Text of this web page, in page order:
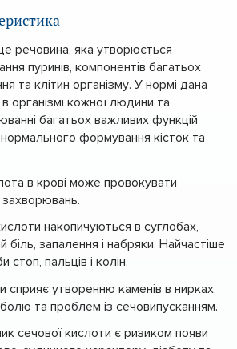
речовина, яка утворюється
пуринів, компонентів багатьох
та клітин організму. У нормі дана
організмі кожної людини та
багатьох важливих функцій
нормального формування кісток та
в крові може провокувати
накопичуються в суглобах,
біль, запалення і набряки. Найчастіше
пальців і колін.
утворенню каменів в нирках,
та проблем із сечовипусканням.
сечової кислоти є ризиком появи